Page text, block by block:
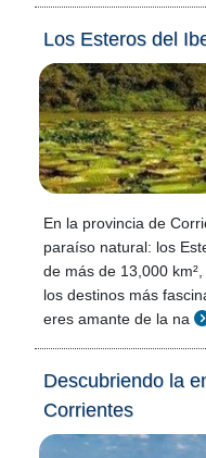
Los Esteros del
En la provincia de
paraíso natural: los
de más de 13,000
los destinos más
eres amante de la na
Descubriendo la
Corrientes